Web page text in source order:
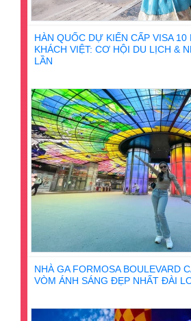
HÀN QUỐC DỰ KIẾN CẤP VISA 10
KHÁCH VIỆT: CƠ HỘI DU LỊCH &
LẦN
NHÀ GA FORMOSA BOULEVARD
VÒM ÁNH SÁNG ĐẸP NHẤT ĐÀI